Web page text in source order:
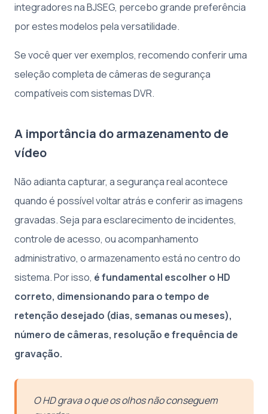
integradores na BJSEG, percebo grande preferência
por estes modelos pela versatilidade.
Se você quer ver exemplos, recomendo conferir uma
seleção completa de câmeras de segurança
compatíveis com sistemas DVR.
A importância do armazenamento de
vídeo
Não adianta capturar, a segurança real acontece
quando é possível voltar atrás e conferir as imagens
gravadas. Seja para esclarecimento de incidentes,
controle de acesso, ou acompanhamento
administrativo, o armazenamento está no centro do
sistema. Por isso, é fundamental escolher o HD
correto, dimensionando para o tempo de
retenção desejado (dias, semanas ou meses),
número de câmeras, resolução e frequência de
gravação.
O HD grava o que os olhos não conseguem